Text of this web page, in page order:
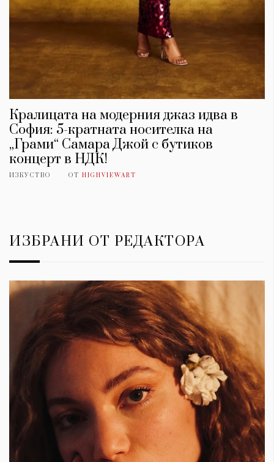
Кралицата на модерния джаз идва в
София: 5-кратната носителка на
„Грами“ Самара Джой с бутиков
концерт в НДК!
ИЗКУСТВО ОТ HIGHVIEWART
ИЗБРАНИ ОТ РЕДАКТОРА